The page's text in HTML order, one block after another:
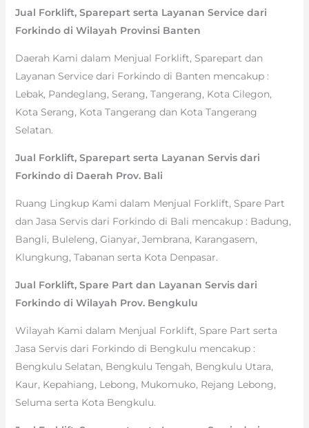
Jual Forklift, Sparepart serta Layanan Service dari
Forkindo di Wilayah Provinsi Banten
Daerah Kami dalam Menjual Forklift, Sparepart dan
Layanan Service dari Forkindo di Banten mencakup :
Lebak, Pandeglang, Serang, Tangerang, Kota Cilegon,
Kota Serang, Kota Tangerang dan Kota Tangerang
Selatan.
Jual Forklift, Sparepart serta Layanan Servis dari
Forkindo di Daerah Prov. Bali
Ruang Lingkup Kami dalam Menjual Forklift, Spare Part
dan Jasa Servis dari Forkindo di Bali mencakup : Badung,
Bangli, Buleleng, Gianyar, Jembrana, Karangasem,
Klungkung, Tabanan serta Kota Denpasar.
Jual Forklift, Spare Part dan Layanan Servis dari
Forkindo di Wilayah Prov. Bengkulu
Wilayah Kami dalam Menjual Forklift, Spare Part serta
Jasa Servis dari Forkindo di Bengkulu mencakup :
Bengkulu Selatan, Bengkulu Tengah, Bengkulu Utara,
Kaur, Kepahiang, Lebong, Mukomuko, Rejang Lebong,
Seluma serta Kota Bengkulu.